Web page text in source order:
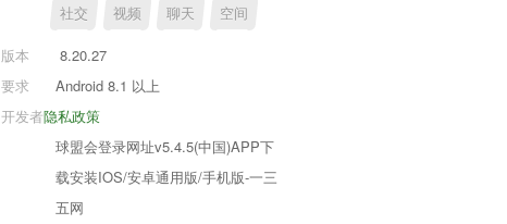
社交 视频 聊天 空间
版本
8.20.27
要求
Android 8.1 以上
隐私政策
开发者
球盟会登录网址v5.4.5(中国)APP下
载安装IOS/安卓通用版/手机版-一三
五网